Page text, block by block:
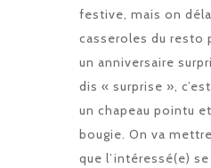
festive, mais on
casseroles du resto
un anniversaire
dis « surprise »,
un chapeau pointu
bougie. On va
que l’intéressé(e)